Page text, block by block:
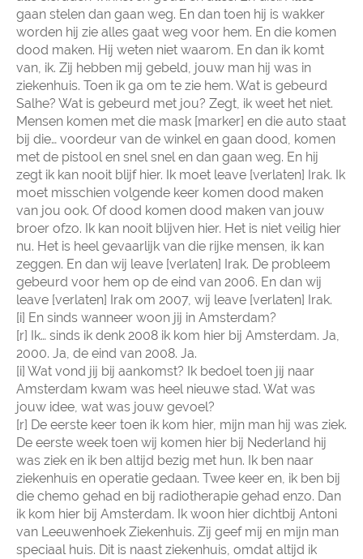
gaan stelen dan gaan weg. En dan toen hij is wakker
worden hij zie alles gaat weg voor hem. En die komen
dood maken. Hij weten niet waarom. En dan ik komt
van, ik. Zij hebben mij gebeld, jouw man hij was in
ziekenhuis. Toen ik ga om te zie hem. Wat is gebeurd
Salhe? Wat is gebeurd met jou? Zegt, ik weet het niet.
Mensen komen met die mask [marker] en die auto staat
bij die… voordeur van de winkel en gaan dood, komen
met de pistool en snel snel en dan gaan weg. En hij
zegt ik kan nooit blijf hier. Ik moet leave [verlaten] Irak. Ik
moet misschien volgende keer komen dood maken
van jou ook. Of dood komen dood maken van jouw
broer ofzo. Ik kan nooit blijven hier. Het is niet veilig hier
nu. Het is heel gevaarlijk van die rijke mensen, ik kan
zeggen. En dan wij leave [verlaten] Irak. De probleem
gebeurd voor hem op de eind van 2006. En dan wij
leave [verlaten] Irak om 2007, wij leave [verlaten] Irak.
[i] En sinds wanneer woon jij in Amsterdam?
[r] Ik… sinds ik denk 2008 ik kom hier bij Amsterdam. Ja,
2000. Ja, de eind van 2008. Ja.
[i] Wat vond jij bij aankomst? Ik bedoel toen jij naar
Amsterdam kwam was heel nieuwe stad. Wat was
jouw idee, wat was jouw gevoel?
[r] De eerste keer toen ik kom hier, mijn man hij was ziek.
De eerste week toen wij komen hier bij Nederland hij
was ziek en ik ben altijd bezig met hun. Ik ben naar
ziekenhuis en operatie gedaan. Twee keer en, ik ben bij
die chemo gehad en bij radiotherapie gehad enzo. Dan
ik kom hier bij Amsterdam. Ik woon hier dichtbij Antoni
van Leeuwenhoek Ziekenhuis. Zij geef mij en mijn man
speciaal huis. Dit is naast ziekenhuis, omdat altijd ik